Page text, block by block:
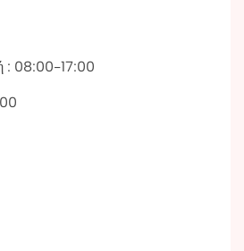
: 08:00-17:00